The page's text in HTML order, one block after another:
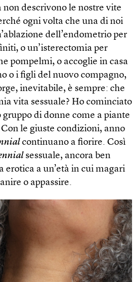
non descrivono le nostre vite
ogni volta che una di noi
dell’endometrio per
o un’isterectomia per
pompelmi, o accoglie in casa
o i figli del nuovo compagno,
inevitabile, è sempre: che
vita sessuale? Ho cominciato
gruppo di donne come a piante
le giuste condizioni, anno
continuano a fiorire. Così
sessuale, ancora ben
erotica a un’età in cui magari
o appassire.